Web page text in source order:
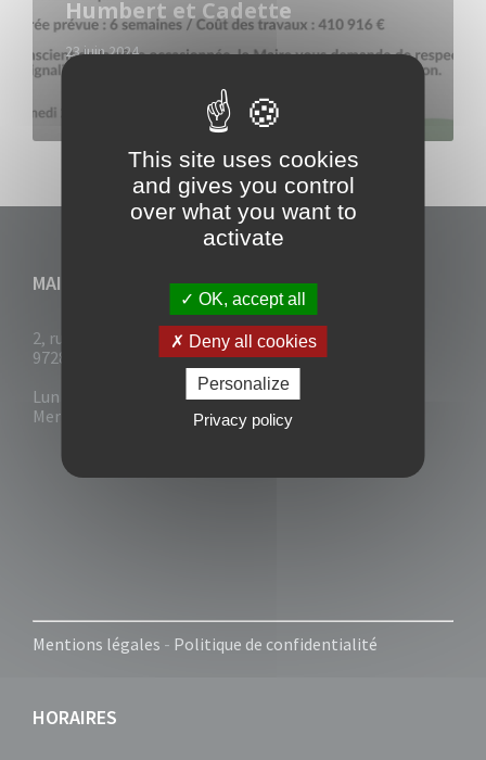
Humbert et Cadette
23 juin 2024
MAIRIE DU VAUCLIN
2, rue Collignon
97280 Le Vauclin
Lun - Mar : 7h30- 13h & 14h-17h
Mer-Jeu-Vend : 7h30 - 13h30
Mentions légales - Politique de confidentialité
HORAIRES
This site uses cookies
and gives you control
over what you want to
activate
OK, accept all
Deny all cookies
Personalize
Privacy policy